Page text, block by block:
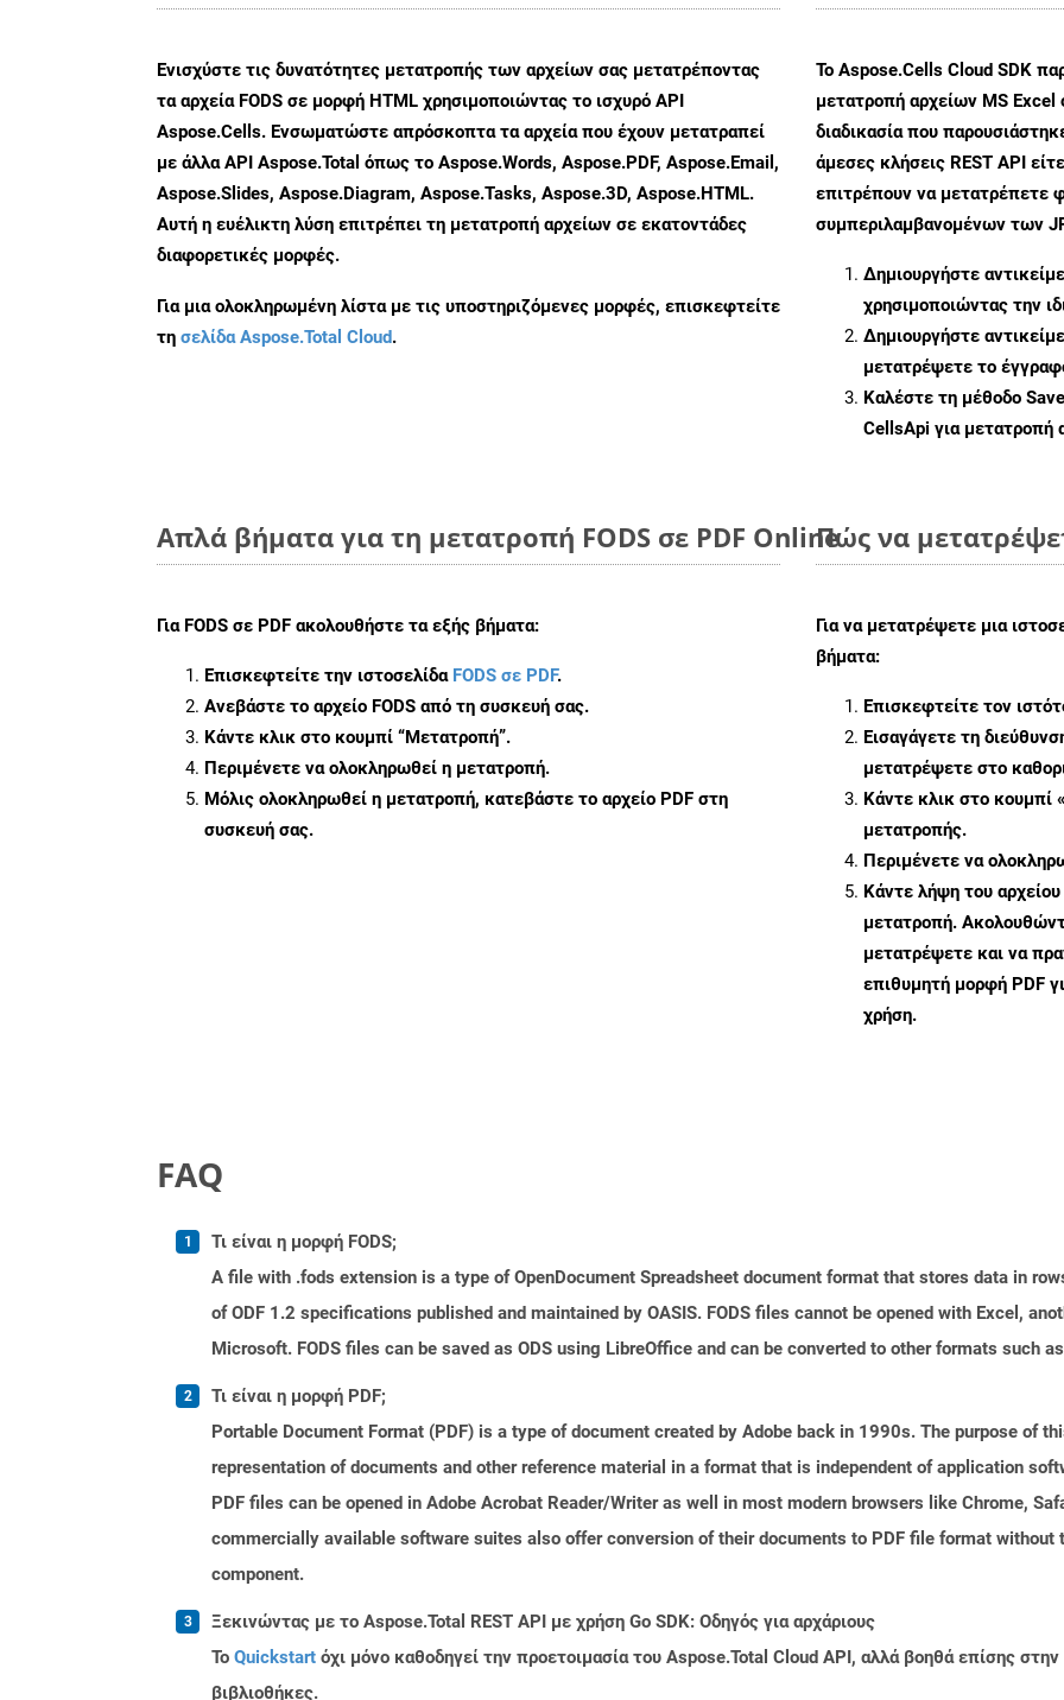
Ενισχύστε τις δυνατότητες μετατροπής των αρχείων σας μετατρέποντας
τα αρχεία FODS σε μορφή HTML χρησιμοποιώντας το ισχυρό API
Aspose.Cells. Ενσωματώστε απρόσκοπτα τα αρχεία που έχουν μετατραπεί
με άλλα API Aspose.Total όπως το Aspose.Words, Aspose.PDF, Aspose.Email,
Aspose.Slides, Aspose.Diagram, Aspose.Tasks, Aspose.3D, Aspose.HTML.
Αυτή η ευέλικτη λύση επιτρέπει τη μετατροπή αρχείων σε εκατοντάδες
διαφορετικές μορφές.
Για μια ολοκληρωμένη λίστα με τις υποστηριζόμενες μορφές, επισκεφτείτε
τη σελίδα Aspose.Total Cloud.
Το Aspose.Cells Cloud SDK
μετατροπή αρχείων MS Excel
διαδικασία που
άμεσες κλήσεις REST API
επιτρέπουν να μετατρέπετε
συμπεριλαμβανομένων των
Δημιουργήστε
χρησιμοποιώντας την
Δημιουργήστε
μετατρέψετε το
Καλέστε τη μέθοδο
CellsApi για μετατροπή
Απλά βήματα για τη μετατροπή FODS σε PDF Online
Για FODS σε PDF ακολουθήστε τα εξής βήματα:
Επισκεφτείτε την ιστοσελίδα FODS σε PDF.
Ανεβάστε το αρχείο FODS από τη συσκευή σας.
Κάντε κλικ στο κουμπί “Μετατροπή”.
Περιμένετε να ολοκληρωθεί η μετατροπή.
Μόλις ολοκληρωθεί η μετατροπή, κατεβάστε το αρχείο PDF στη
συσκευή σας.
Πώς να
Για να μετατρέψετε μια
βήματα:
Επισκεφτείτε τον
Εισαγάγετε τη
μετατρέψετε στο
Κάντε κλικ στο κουμπί
μετατροπής.
Περιμένετε να
Κάντε λήψη του
μετατροπή.
μετατρέψετε και να
επιθυμητή μορφή PDF
χρήση.
FAQ
Τι είναι η μορφή FODS;
A file with .fods extension is a type of OpenDocument Spreadsheet document format that stores data in
of ODF 1.2 specifications published and maintained by OASIS. FODS files cannot be opened with Excel,
Microsoft. FODS files can be saved as ODS using LibreOffice and can be converted to other formats such
Τι είναι η μορφή PDF;
Portable Document Format (PDF) is a type of document created by Adobe back in 1990s. The purpose of
representation of documents and other reference material in a format that is independent of application
PDF files can be opened in Adobe Acrobat Reader/Writer as well in most modern browsers like Chrome,
commercially available software suites also offer conversion of their documents to PDF file format without
component.
Ξεκινώντας με το Aspose.Total REST API με χρήση Go SDK: Οδηγός για αρχάριους
Το Quickstart όχι μόνο καθοδηγεί την προετοιμασία του Aspose.Total Cloud API, αλλά βοηθά επίσης
βιβλιοθήκες.